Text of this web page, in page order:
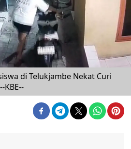
di Telukjambe Nekat Curi
KBE--